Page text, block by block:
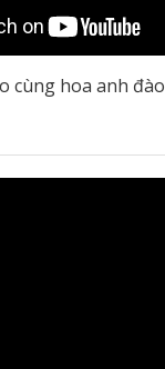
cùng hoa anh đào